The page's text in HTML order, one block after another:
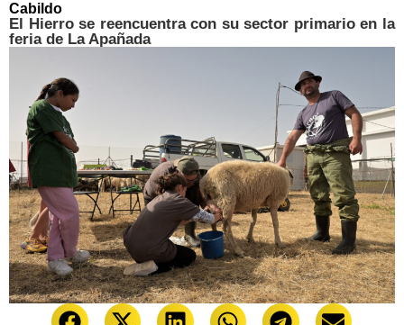
Cabildo
El Hierro se reencuentra con su sector primario en la
feria de La Apañada